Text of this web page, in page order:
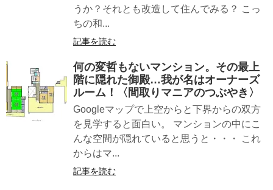
うか？それとも改造して住んでみる？ こっ
ちの和...
記事を読む
何の変哲もないマンション。その最上
階に隠れた御殿…我が名はオーナーズ
ルーム！〈間取りマニアのつぶやき〉
Googleマップで上空からと下界からの双方
を見学すると面白い。 マンションの中にこ
んな空間が隠れていると思うと・・・ これ
からはマ...
記事を読む